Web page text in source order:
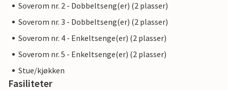
Soverom nr. 2 - Dobbeltseng(er) (2 plasser)
Soverom nr. 3 - Dobbeltseng(er) (2 plasser)
Soverom nr. 4 - Enkeltsenge(er) (2 plasser)
Soverom nr. 5 - Enkeltsenge(er) (2 plasser)
Stue/kjøkken
Fasiliteter